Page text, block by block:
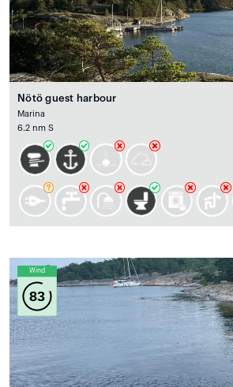
Nötö guest harbour
Marina
6.2 nm S
Wind
83